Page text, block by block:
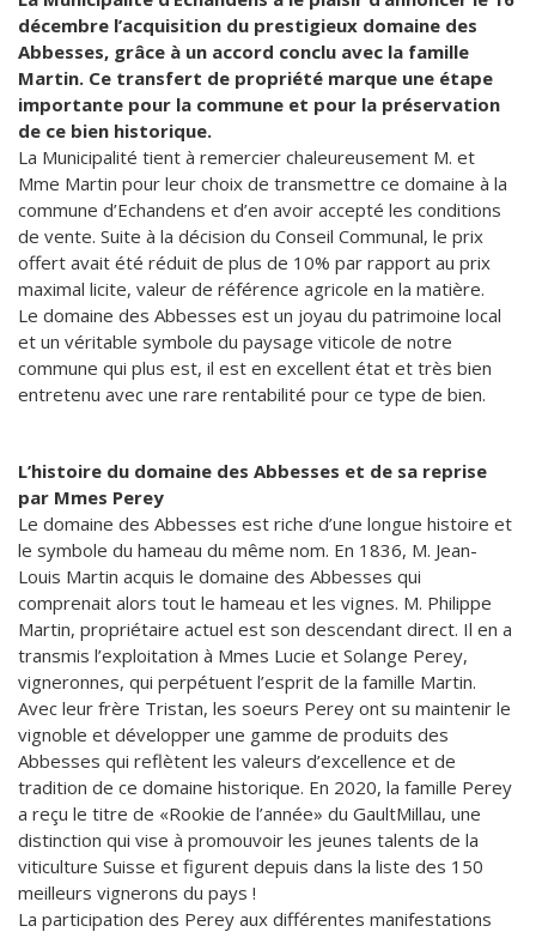
décembre l’acquisition du prestigieux domaine des
Abbesses, grâce à un accord conclu avec la famille
Martin. Ce transfert de propriété marque une étape
importante pour la commune et pour la préservation
de ce bien historique.
La Municipalité tient à remercier chaleureusement M. et
Mme Martin pour leur choix de transmettre ce domaine à la
commune d’Echandens et d’en avoir accepté les conditions
de vente. Suite à la décision du Conseil Communal, le prix
offert avait été réduit de plus de 10% par rapport au prix
maximal licite, valeur de référence agricole en la matière.
Le domaine des Abbesses est un joyau du patrimoine local
et un véritable symbole du paysage viticole de notre
commune qui plus est, il est en excellent état et très bien
entretenu avec une rare rentabilité pour ce type de bien.
L’histoire du domaine des Abbesses et de sa reprise
par Mmes Perey
Le domaine des Abbesses est riche d’une longue histoire et
le symbole du hameau du même nom. En 1836, M. Jean-
Louis Martin acquis le domaine des Abbesses qui
comprenait alors tout le hameau et les vignes. M. Philippe
Martin, propriétaire actuel est son descendant direct. Il en a
transmis l’exploitation à Mmes Lucie et Solange Perey,
vigneronnes, qui perpétuent l’esprit de la famille Martin.
Avec leur frère Tristan, les soeurs Perey ont su maintenir le
vignoble et développer une gamme de produits des
Abbesses qui reflètent les valeurs d’excellence et de
tradition de ce domaine historique. En 2020, la famille Perey
a reçu le titre de «Rookie de l’année» du GaultMillau, une
distinction qui vise à promouvoir les jeunes talents de la
viticulture Suisse et figurent depuis dans la liste des 150
meilleurs vignerons du pays !
La participation des Perey aux différentes manifestations